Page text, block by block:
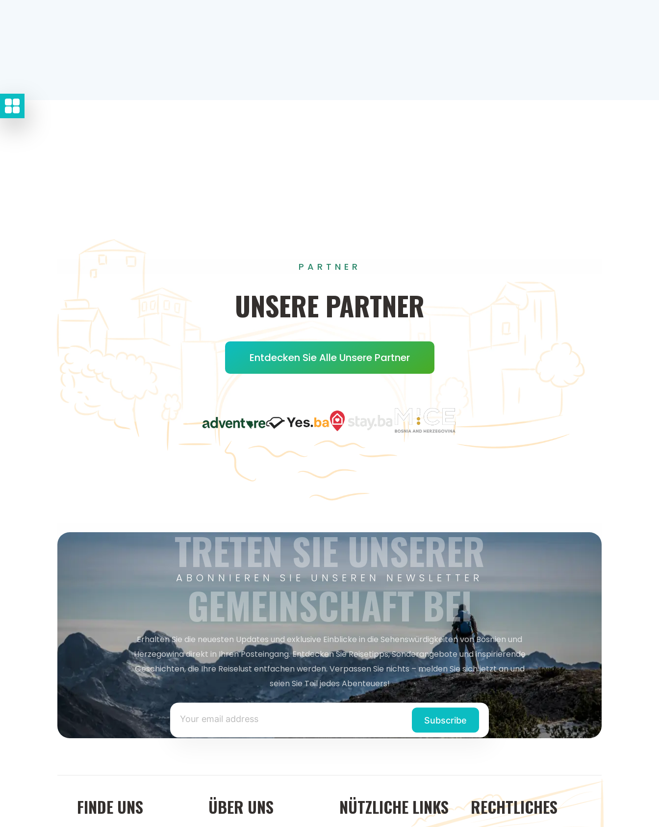
PARTNER
UNSERE PARTNER
Entdecken Sie Alle Unsere Partner
ABONNIEREN SIE UNSEREN NEWSLETTER
TRETEN SIE UNSERER
GEMEINSCHAFT BEI
Erhalten Sie die neuesten Updates und exklusive Einblicke in die Sehenswürdigkeiten von Bosnien und
Herzegowina direkt in Ihren Posteingang. Entdecken Sie Reisetipps, Sonderangebote und inspirierende
Geschichten, die Ihre Reiselust entfachen werden. Verpassen Sie nichts – melden Sie sich jetzt an und
seien Sie Teil jedes Abenteuers!
FINDE UNS ÜBER UNS NÜTZLICHE LINKS RECHTLICHES